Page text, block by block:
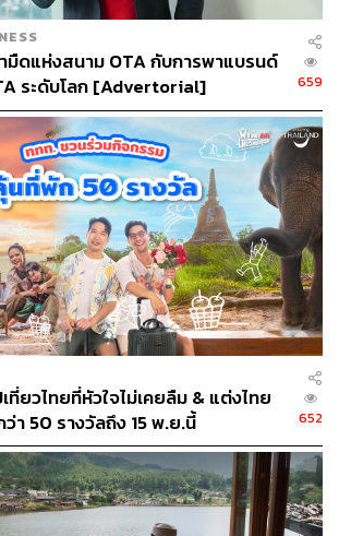
บ้านพักทั้งหลังให้เช่า Arpo Pool Villa
ไม่ได้มีสิ่งอำนวยความสะดวกเช่นโรงแรม
ลับมาด้วยความสงบเงียบเป็นส่วนตัว มา
มพลาดคือการล่องคลองบางกอกใหญ่
มคลองที่ไม่ค่อยได้เห็นนักตามเมือง
การพระพุทธธรรมกายเทพมงคล ที่วัด
าษีเจริญ หรือเดินเล่นเที่ยวคลองบางหลวง
รมเที่ยวนอกที่พัก แขกสามารถครีเอตกิ
มืดแห่งสนาม OTA กับการพาแบรนด์
ระดับโลก [Advertorial]
659
ที่ยวไทยที่หัวใจไม่เคยลืม & แต่งไทย
า 50 รางวัลถึง 15 พ.ย.นี้
652